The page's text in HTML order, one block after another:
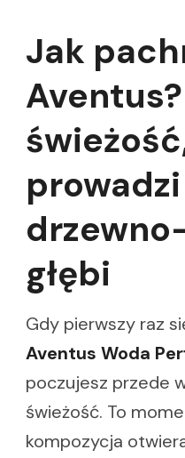
Jak
głębi
Gdy pierwszy raz
Aventus Woda
poczujesz przede
świeżość. To
kompozycja